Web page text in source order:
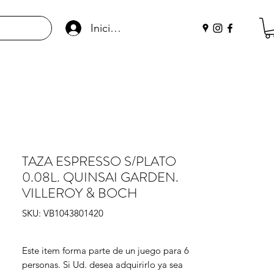
Iniciar sesión
TAZA ESPRESSO S/PLATO
0.08L. QUINSAI GARDEN.
VILLEROY & BOCH
SKU: VB1043801420
Este item forma parte de un juego para 6
personas. Si Ud. desea adquirirlo ya sea